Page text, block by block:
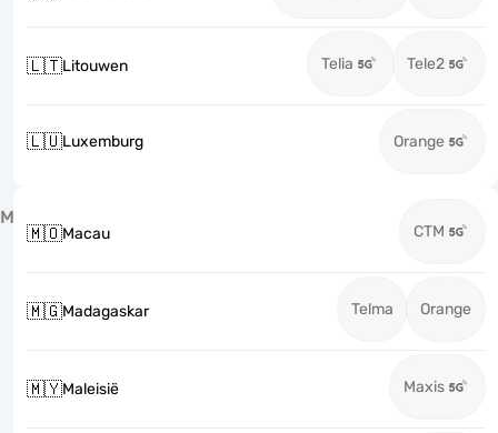
🇱🇹Litouwen Telia Tele2
🇱🇺Luxemburg Orange
M
🇲🇴Macau CTM
🇲🇬Madagaskar Telma Orange
🇲🇾Maleisië Maxis